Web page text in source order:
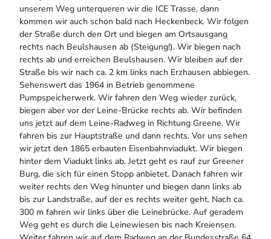
unserem Weg unterqueren wir die ICE Trasse, dann
kommen wir auch schon bald nach Heckenbeck. Wir folgen
der Straße durch den Ort und biegen am Ortsausgang
rechts nach Beulshausen ab (Steigung!). Wir biegen nach
rechts ab und erreichen Beulshausen. Wir bleiben auf der
Straße bis wir nach ca. 2 km links nach Erzhausen abbiegen.
Sehenswert das 1964 in Betrieb genommene
Pumpspeicherwerk. Wir fahren den Weg wieder zurück,
biegen aber vor der Leine-Brücke rechts ab. Wir befinden
uns jetzt auf dem Leine-Radweg in Richtung Greene. Wir
fahren bis zur Hauptstraße und dann rechts. Vor uns sehen
wir jetzt den 1865 erbauten Eisenbahnviadukt. Wir biegen
hinter dem Viadukt links ab. Jetzt geht es rauf zur Greener
Burg, die sich für einen Stopp anbietet. Danach fahren wir
weiter rechts den Weg hinunter und biegen dann links ab
bis zur Landstraße, auf der es rechts weiter geht. Nach ca.
300 m fahren wir links über die Leinebrücke. Auf geradem
Weg geht es durch die Leinewiesen bis nach Kreiensen.